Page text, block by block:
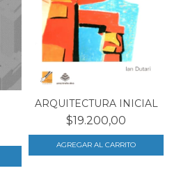
ARQUITECTURA INICIAL
$19.200,00